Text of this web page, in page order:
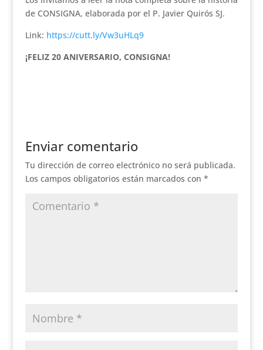
de CONSIGNA, elaborada por el P. Javier Quirós SJ.
Link: https://cutt.ly/Vw3uHLq9
¡FELIZ 20 ANIVERSARIO, CONSIGNA!
Enviar comentario
Tu dirección de correo electrónico no será publicada.
Los campos obligatorios están marcados con *